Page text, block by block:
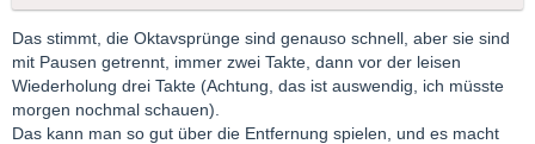
Das stimmt, die Oktavsprünge sind genauso schnell, aber sie sind
mit Pausen getrennt, immer zwei Takte, dann vor der leisen
Wiederholung drei Takte (Achtung, das ist auswendig, ich müsste
morgen nochmal schauen).
Das kann man so gut über die Entfernung spielen, und es macht